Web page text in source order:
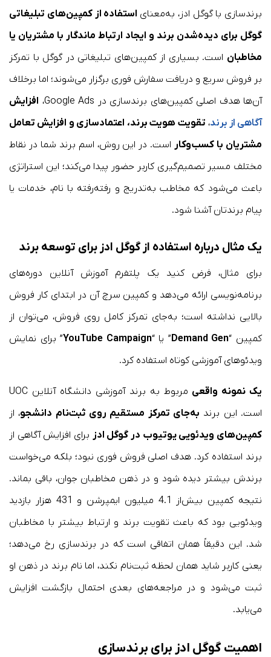
برندسازی با گوگل ادز، به‌معنای استفاده از کمپین‌های تبلیغاتی
گوگل برای دیده‌شدن برند و ایجاد ارتباط ماندگار با مشتریان یا
مخاطبان است. بسیاری از کمپین‌های تبلیغاتی در گوگل با تمرکز
بر فروش سریع و دریافت سفارش فوری برگزار می‌شوند؛ اما برخلاف
آن‌ها هدف اصلی کمپین‌های برندسازی در Google Ads،
افزایش
آگاهی از برند، تقویت هویت برند، اعتمادسازی و افزایش تعامل
مشتریان با کسب‌وکار است. در این روش، اسم برند شما در نقاط
مختلف مسیر تصمیم‌گیری کاربر حضور پیدا می‌کند؛ این استراتژی
باعث می‌شود که مخاطب به‌تدریج و رفته‌رفته با نام، خدمات یا
پیام برندتان آشنا شود.
یک مثال درباره استفاده از گوگل ادز برای توسعه برند
برای مثال، فرض کنید یک پلتفرم آموزش آنلاین دوره‌های
برنامه‌نویسی ارائه می‌دهد و کمپین سرچ آن در ابتدای کار فروش
بالایی نداشته است؛ به‌جای تمرکز کامل روی فروش، می‌توان از
کمپین “Demand Gen” یا “YouTube Campaign” برای نمایش
ویدئوهای آموزشی کوتاه استفاده کرد.
یک نمونه واقعی
مربوط به برند آموزشی دانشگاه آنلاین UOC
است. این برند به‌جای تمرکز مستقیم روی ثبت‌نام دانشجو، از
کمپین‌های ویدئویی یوتیوب در گوگل ادز برای افزایش آگاهی از
برند استفاده کرد. هدف اصلی فروش فوری نبود؛ بلکه می‌خواست
برندش بیشتر دیده شود و در ذهن مخاطبان جوان، باقی بماند.
نتیجه کمپین بیش‌از 4.1 میلیون ایمپرشن و 431 هزار بازدید
ویدئویی بود که باعث تقویت برند و ارتباط بیشتر با مخاطبان
شد. این دقیقاً همان اتفاقی است که در برندسازی رخ می‌دهد؛
یعنی کاربر شاید همان لحظه ثبت‌نام نکند، اما نام برند در ذهن او
ثبت می‌شود و در مراجعه‌های بعدی احتمال بازگشت افزایش
می‌یابد.
اهمیت گوگل ادز برای برندسازی